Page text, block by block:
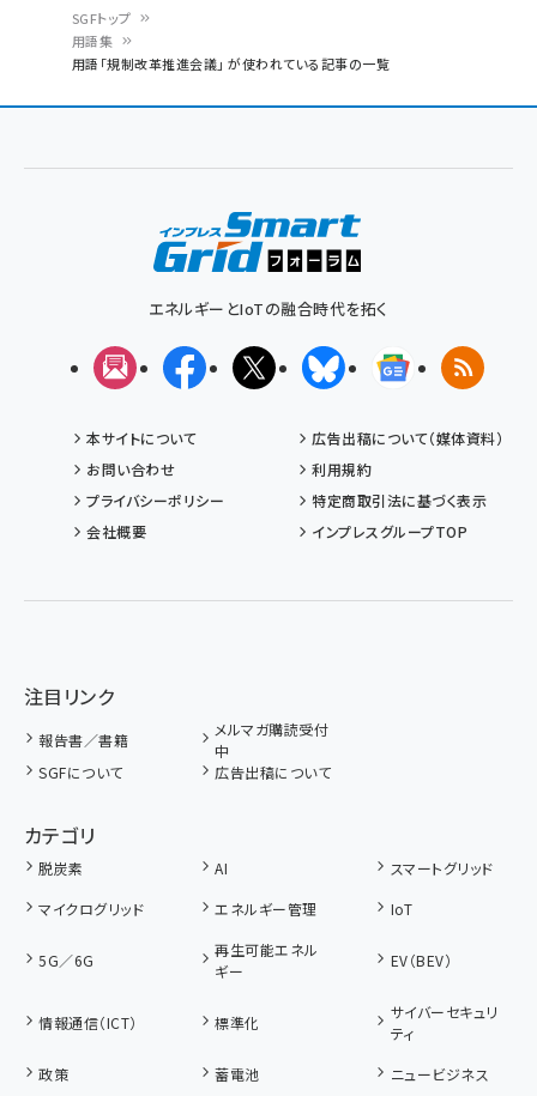
ン
ず
SGFトップ
用語集
用語「規制改革推進会議」 が使われている記事の一覧
エネルギーとIoTの融合時代を拓く
メルマガFacebookX(エックス)BlueskyGoogleニュ
RSS
本サイトについて
広告出稿について（媒体資料）
お問い合わせ
利用規約
プライバシーポリシー
特定商取引法に基づく表示
会社概要
インプレスグループTOP
注目リンク
報告書／書籍
メルマガ購読受付
中
SGFについて
広告出稿について
カテゴリ
脱炭素 AI
スマートグリッド
マイクログリッド
エネルギー管理 IoT
5G／6G
再生可能エネル
ギー
EV（BEV）
情報通信（ICT） 標準化
サイバーセキュリ
ティ
政策
蓄電池
ニュービジネス